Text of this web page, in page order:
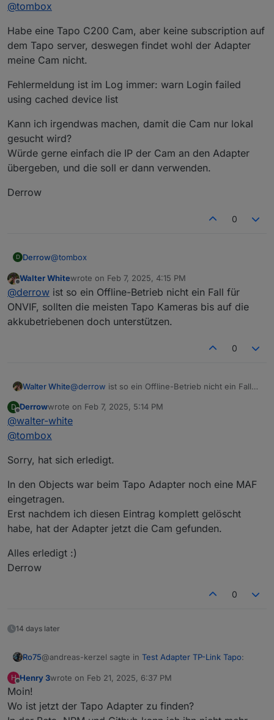
@tombox
Habe eine Tapo C200 Cam, aber keine subscription auf
dem Tapo server, deswegen findet wohl der Adapter
meine Cam nicht.
Fehlermeldung ist im Log immer: warn Login failed
using cached device list
Kann ich irgendwas machen, damit die Cam nur lokal
gesucht wird?
Würde gerne einfach die IP der Cam an den Adapter
übergeben, und die soll er dann verwenden.
Derrow
0
D Derrow@tombox
Habe eine Tapo C200 Cam, aber keine subscription
auf dem Tapo server, deswegen findet wohl der
Adapter meine Cam nicht.
Fehlermeldung ist im Log immer: warn Login failed
using cached device list
Kann ich irgendwas machen, damit die Cam nur lokal
Würde gerne einfach die IP der Cam an den Adapter
Offline
Walter Whitewrote on Feb 7, 2025, 4:15 PM
last edited by
@derrow ist so ein Offline-Betrieb nicht ein Fall für
ONVIF, sollten die meisten Tapo Kameras bis auf die
akkubetriebenen doch unterstützen.
0
Walter White@derrow ist so ein Offline-Betrieb nicht ein Fall
auf die akkubetriebenen doch unterstützen.
D
Offline
Derrowwrote on Feb 7, 2025, 5:14 PM
last edited by
@walter-white
@tombox
Sorry, hat sich erledigt.
In den Objects war beim Tapo Adapter noch eine MAF
eingetragen.
Erst nachdem ich diesen Eintrag komplett gelöscht
habe, hat der Adapter jetzt die Cam gefunden.
Alles erledigt :)
Derrow
0
14 days later
Ro75@andreas-kerzel sagte in Test Adapter TP-Link Tapo:
H
Offline
Henry 3wrote on Feb 21, 2025, 6:37 PM
last edited by
Moin!
Wo ist jetzt der Tapo Adapter zu finden?